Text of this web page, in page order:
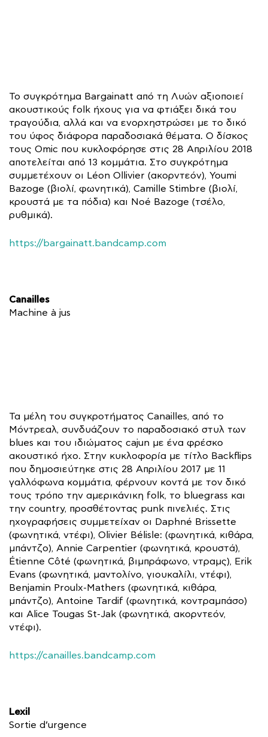
To συγκρότημα Bargainatt από τη Λυών αξιοποιεί
ακουστικούς folk ήχους για να φτιάξει δικά του
τραγούδια, αλλά και να ενορχηστρώσει με το δικό
του ύφος διάφορα παραδοσιακά θέματα. Ο δίσκος
τους Omic που κυκλοφόρησε στις 28 Απριλίου 2018
αποτελείται από 13 κομμάτια. Στο συγκρότημα
συμμετέχουν οι Léon Ollivier (ακορντεόν), Youmi
Bazoge (βιολί, φωνητικά), Camille Stimbre (βιολί,
κρουστά με τα πόδια) και Noé Bazoge (τσέλο,
ρυθμικά).
https://bargainatt.bandcamp.com
Canailles
Machine à jus
Τα μέλη του συγκροτήματος Canailles, από το
Μόντρεαλ, συνδυάζουν το παραδοσιακό στυλ των
blues και του ιδιώματος cajun με ένα φρέσκο
ακουστικό ήχο. Στην κυκλοφορία με τίτλο Backflips
που δημοσιεύτηκε στις 28 Απριλίου 2017 με 11
γαλλόφωνα κομμάτια, φέρνουν κοντά με τον δικό
τους τρόπο την αμερικάνικη folk, το bluegrass και
την country, προσθέτοντας punk πινελιές. Στις
ηχογραφήσεις συμμετείχαν οι Daphné Brissette
(φωνητικά, ντέφι), Olivier Bélisle: (φωνητικά, κιθάρα,
μπάντζο), Annie Carpentier (φωνητικά, κρουστά),
Étienne Côté (φωνητικά, βιμπράφωνο, ντραμς), Erik
Evans (φωνητικά, μαντολίνο, γιουκαλίλι, ντέφι),
Benjamin Proulx-Mathers (φωνητικά, κιθάρα,
μπάντζο), Antoine Tardif (φωνητικά, κοντραμπάσο)
και Alice Tougas St-Jak (φωνητικά, ακορντεόν,
ντέφι).
https://canailles.bandcamp.com
Lexil
Sortie d’urgence